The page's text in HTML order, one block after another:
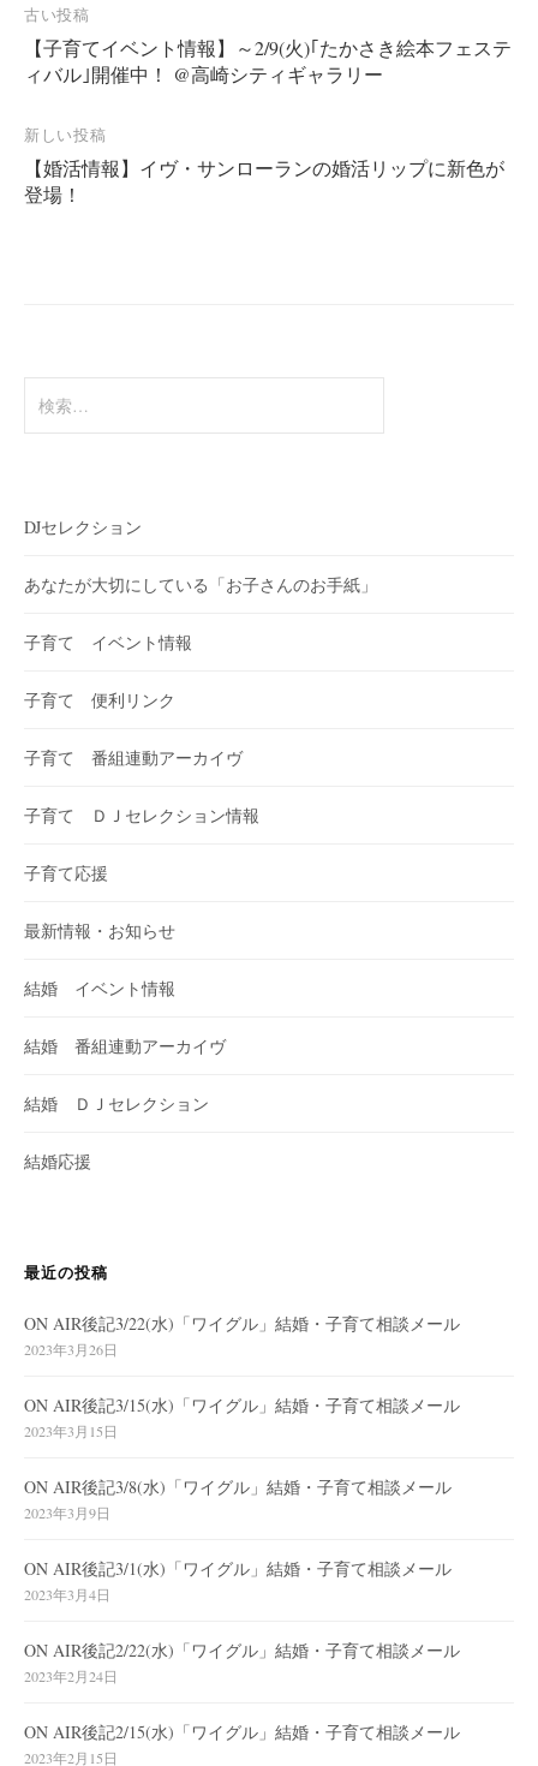
投
稿
ナ
ビ
ゲ
ー
古い投稿
【子育てイベント情報】～2/9(火)｢たかさき絵本フェステ
ィバル｣開催中！ @高崎シティギャラリー
新しい投稿
【婚活情報】イヴ・サンローランの婚活リップに新色が
登場！
索:
DJセレクション
あなたが大切にしている「お子さんのお手紙」
子育て イベント情報
子育て 便利リンク
子育て 番組連動アーカイヴ
子育て ＤＪセレクション情報
子育て応援
最新情報・お知らせ
結婚 イベント情報
結婚 番組連動アーカイヴ
結婚 ＤＪセレクション
結婚応援
最近の投稿
ON AIR後記3/22(水)「ワイグル」結婚・子育て相談メール
2023年3月26日
ON AIR後記3/15(水)「ワイグル」結婚・子育て相談メール
2023年3月15日
ON AIR後記3/8(水)「ワイグル」結婚・子育て相談メール
2023年3月9日
ON AIR後記3/1(水)「ワイグル」結婚・子育て相談メール
2023年3月4日
ON AIR後記2/22(水)「ワイグル」結婚・子育て相談メール
2023年2月24日
ON AIR後記2/15(水)「ワイグル」結婚・子育て相談メール
2023年2月15日